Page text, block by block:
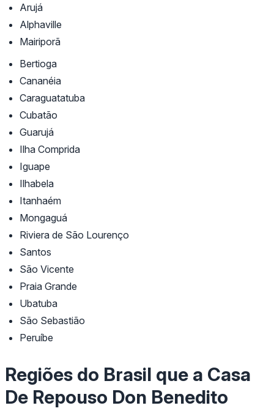
Arujá
Alphaville
Mairiporã
Bertioga
Cananéia
Caraguatatuba
Cubatão
Guarujá
Ilha Comprida
Iguape
Ilhabela
Itanhaém
Mongaguá
Riviera de São Lourenço
Santos
São Vicente
Praia Grande
Ubatuba
São Sebastião
Peruíbe
Regiões do Brasil que a Casa
De Repouso Don Benedito